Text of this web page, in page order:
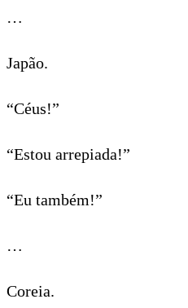
…
Japão.
“Céus!”
“Estou arrepiada!”
“Eu também!”
…
Coreia.